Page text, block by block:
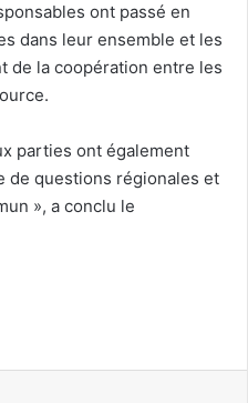
ont passé en
dans leur ensemble et les
de la coopération entre les
parties ont également
de questions régionales et
», a conclu le